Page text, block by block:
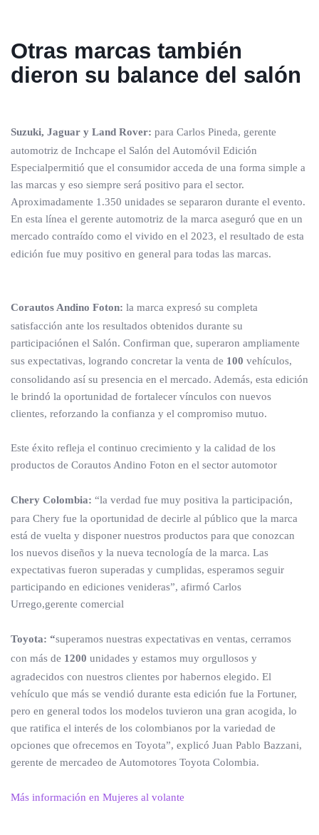
Otras marcas también
dieron su balance del salón
Suzuki, Jaguar y Land Rover: para Carlos Pineda, gerente
automotriz de Inchcape el Salón del Automóvil Edición
Especialpermitió que el consumidor acceda de una forma simple a
las marcas y eso siempre será positivo para el sector.
Aproximadamente 1.350 unidades se separaron durante el evento.
En esta línea el gerente automotriz de la marca aseguró que en un
mercado contraído como el vivido en el 2023, el resultado de esta
edición fue muy positivo en general para todas las marcas.
Corautos Andino Foton: la marca expresó su completa
satisfacción ante los resultados obtenidos durante su
participaciónen el Salón. Confirman que, superaron ampliamente
sus expectativas, logrando concretar la venta de 100 vehículos,
consolidando así su presencia en el mercado. Además, esta edición
le brindó la oportunidad de fortalecer vínculos con nuevos
clientes, reforzando la confianza y el compromiso mutuo.
Este éxito refleja el continuo crecimiento y la calidad de los
productos de Corautos Andino Foton en el sector automotor
Chery Colombia: “la verdad fue muy positiva la participación,
para Chery fue la oportunidad de decirle al público que la marca
está de vuelta y disponer nuestros productos para que conozcan
los nuevos diseños y la nueva tecnología de la marca. Las
expectativas fueron superadas y cumplidas, esperamos seguir
participando en ediciones venideras”, afirmó Carlos
Urrego,gerente comercial
Toyota: “superamos nuestras expectativas en ventas, cerramos
con más de 1200 unidades y estamos muy orgullosos y
agradecidos con nuestros clientes por habernos elegido. El
vehículo que más se vendió durante esta edición fue la Fortuner,
pero en general todos los modelos tuvieron una gran acogida, lo
que ratifica el interés de los colombianos por la variedad de
opciones que ofrecemos en Toyota”, explicó Juan Pablo Bazzani,
gerente de mercadeo de Automotores Toyota Colombia.
Más información en Mujeres al volante